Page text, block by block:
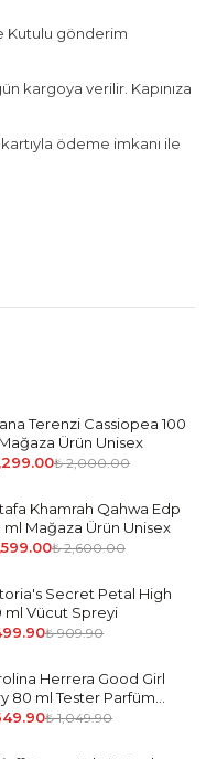
Kutulu gönderim
kargoya verilir. Kapınıza
ödeme imkanı ile
35%Terenzi Cassiopea 100
Ürün Unisex
₺ 2,000.00
39% Khamrah Qahwa Edp
ml Mağaza Ürün Unisex
₺ 2,600.00
45%
Secret Petal High
ml Vücut Spreyi
₺ 909.90
38% Herrera Good Girl
80 ml Tester Parfüm
₺ 1,049.90